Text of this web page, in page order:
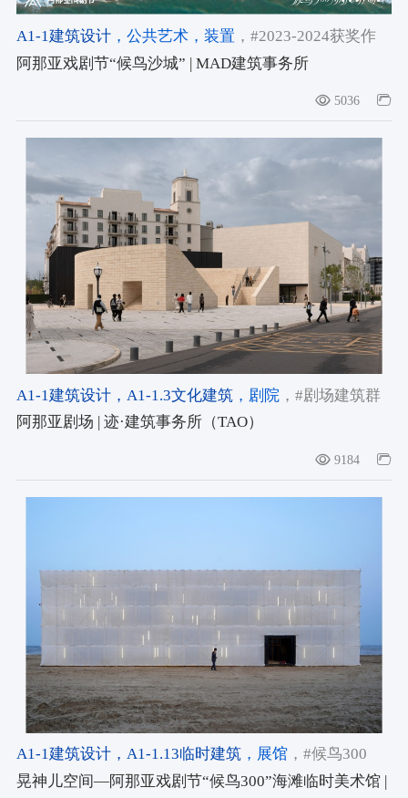
A1-1建筑设计，公共艺术，装置 ，#2023-2024获奖作
品，#空间类/设计宇宙大奖2023-2024，#评审团大奖/设
阿那亚戏剧节“候鸟沙城” | MAD建筑事务所
5036
A1-1建筑设计，A1-1.3文化建筑，剧院，#剧场建筑群
阿那亚剧场 | 迹·建筑事务所（TAO）
9184
A1-1建筑设计，A1-1.13临时建筑，展馆，#候鸟300
晃神儿空间—阿那亚戏剧节“候鸟300”海滩临时美术馆 |